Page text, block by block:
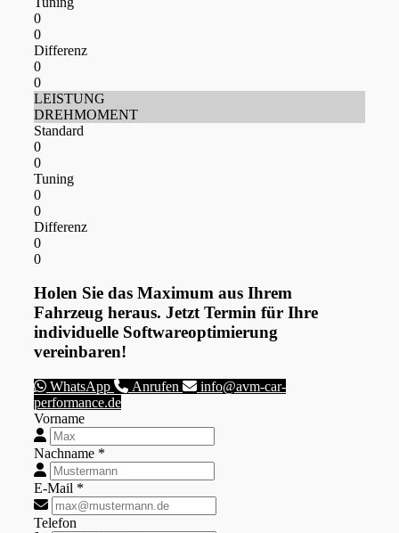
0
0
Differenz
0
0
LEISTUNG
DREHMOMENT
Standard
0
0
Tuning
0
0
Differenz
0
0
Holen Sie das Maximum aus Ihrem
Fahrzeug heraus. Jetzt Termin für Ihre
individuelle Softwareoptimierung
vereinbaren!
WhatsApp Anrufen
info@avm-car-
performance.de
Vorname
Nachname *
E-Mail *
Telefon